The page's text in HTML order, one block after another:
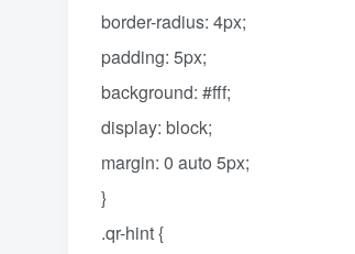
border-radius: 4px;
padding: 5px;
background: #fff;
display: block;
margin: 0 auto 5px;
}
.qr-hint {